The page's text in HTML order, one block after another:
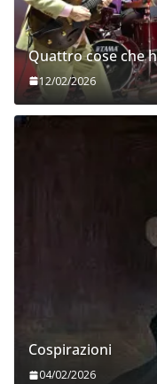
Quattro cose che
12/02/2026
Cospirazioni
04/02/2026